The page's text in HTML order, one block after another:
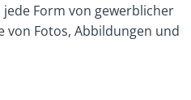
Form von gewerblicher
von Fotos, Abbildungen und